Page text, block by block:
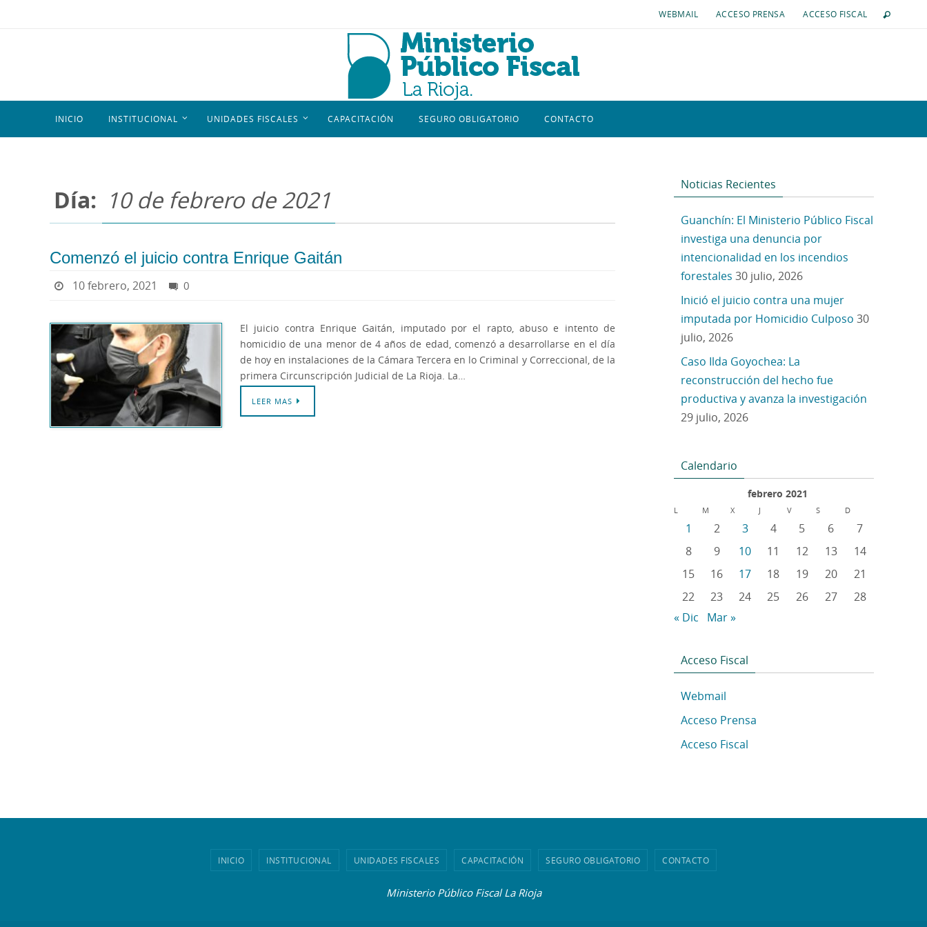
WEBMAIL ACCESO PRENSA ACCESO FISCAL
INICIO INSTITUCIONAL UNIDADES FISCALES CAPACITACIÓN SEGURO OBLIGATORIO CONTACTO
Día: 10 de febrero de 2021
Comenzó el juicio contra Enrique Gaitán
10 febrero, 2021 0
El juicio contra Enrique Gaitán, imputado por el rapto, abuso e intento de
homicidio de una menor de 4 años de edad, comenzó a desarrollarse en el día
de hoy en instalaciones de la Cámara Tercera en lo Criminal y Correccional, de la
primera Circunscripción Judicial de La Rioja. La…
LEER MAS
Noticias Recientes
Guanchín: El Ministerio Público Fiscal
investiga una denuncia por
intencionalidad en los incendios
forestales 30 julio, 2026
Inició el juicio contra una mujer
imputada por Homicidio Culposo 30
julio, 2026
Caso Ilda Goyochea: La
reconstrucción del hecho fue
productiva y avanza la investigación
29 julio, 2026
Calendario
febrero 2021
L M X J V S D
1 2 3 4 5 6
7
8
9 10 11 12 13
14
15
16 17 18 19 20
21
22
23 24 25 26 27
28
« Dic
Mar »
Acceso Fiscal
Webmail
Acceso Prensa
Acceso Fiscal
INICIO INSTITUCIONAL UNIDADES FISCALES CAPACITACIÓN SEGURO OBLIGATORIO CONTACTO
Ministerio Público Fiscal La Rioja